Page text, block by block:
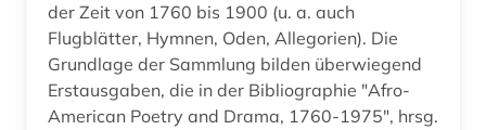
der Zeit von 1760 bis 1900 (u. a. auch
Flugblätter, Hymnen, Oden, Allegorien). Die
Grundlage der Sammlung bilden überwiegend
Erstausgaben, die in der Bibliographie "Afro-
American Poetry and Drama, 1760-1975", hrsg.